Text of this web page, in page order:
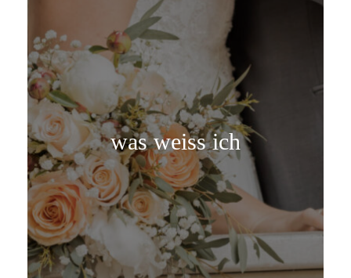
was weiss ich